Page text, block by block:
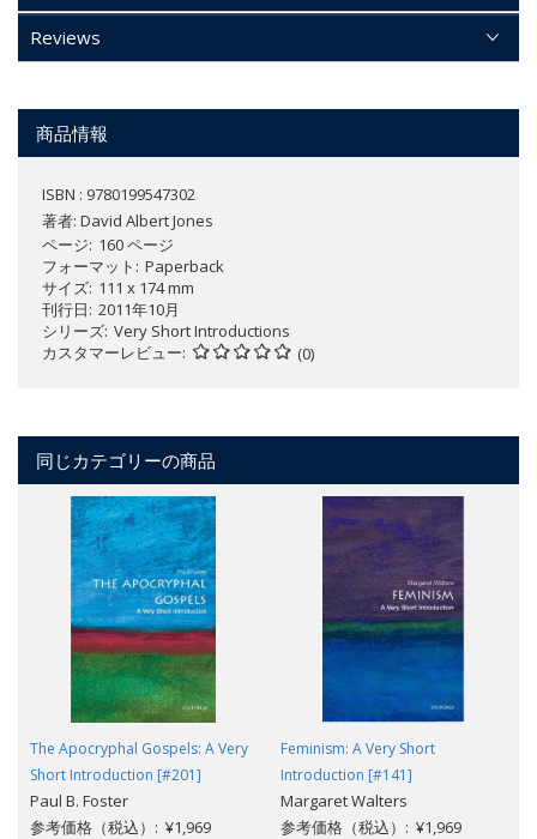
Reviews
商品情報
ISBN : 9780199547302
著者: David Albert Jones
ページ 160 ページ
フォーマット
Paperback
サイズ 111 x 174 mm
刊行日 2011年10月
シリーズ Very Short Introductions
カスタマーレビュー
(0)
同じカテゴリーの商品
The Apocryphal Gospels: A Very
Short Introduction [#201]
Paul B. Foster
参考価格（税込）: ¥1,969
Feminism: A Very Short
Introduction [#141]
Margaret Walters
参考価格（税込）: ¥1,969